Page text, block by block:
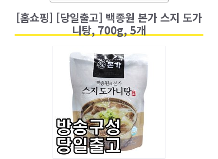
[홈쇼핑] [당일출고] 백종원 본가 스지 도가
니탕, 700g, 5개